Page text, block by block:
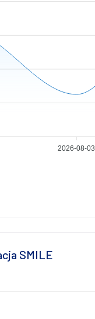
2026-08-03
SMILE